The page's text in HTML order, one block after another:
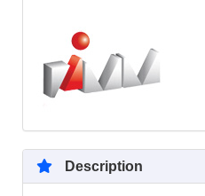
Description